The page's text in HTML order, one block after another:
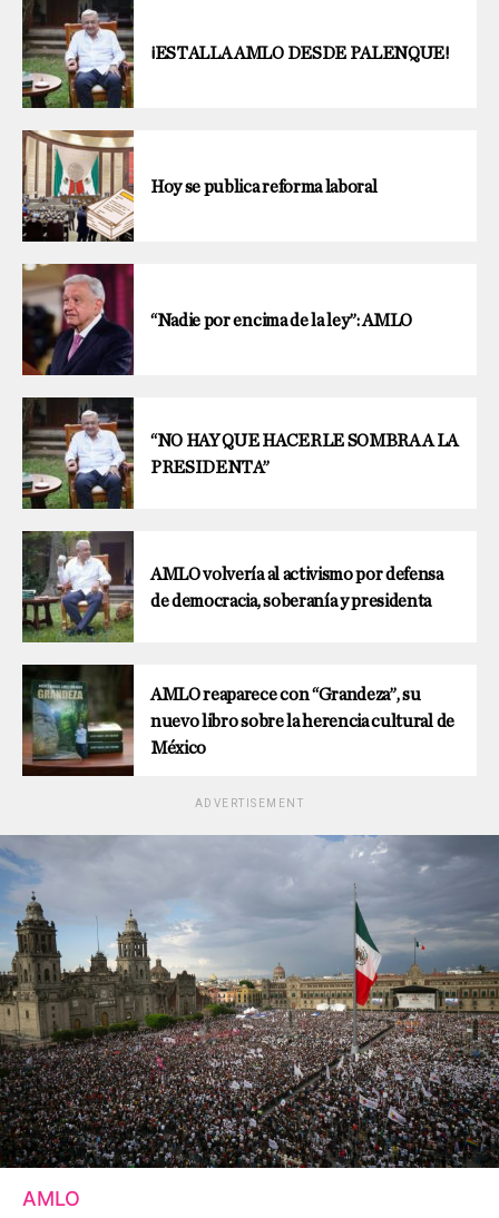
¡ESTALLA AMLO DESDE PALENQUE!
Hoy se publica reforma laboral
“Nadie por encima de la ley”: AMLO
“NO HAY QUE HACERLE SOMBRA A LA
PRESIDENTA”
AMLO volvería al activismo por defensa
de democracia, soberanía y presidenta
AMLO reaparece con “Grandeza”, su
nuevo libro sobre la herencia cultural de
México
ADVERTISEMENT
AMLO